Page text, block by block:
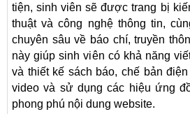
tiện, sinh viên sẽ được trang bị
thuật và công nghệ thông tin,
chuyên sâu về báo chí, truyền
này giúp sinh viên có khả năng
và thiết kế sách báo, chế bản
video và sử dụng các hiệu ứng
phong phú nội dung website.